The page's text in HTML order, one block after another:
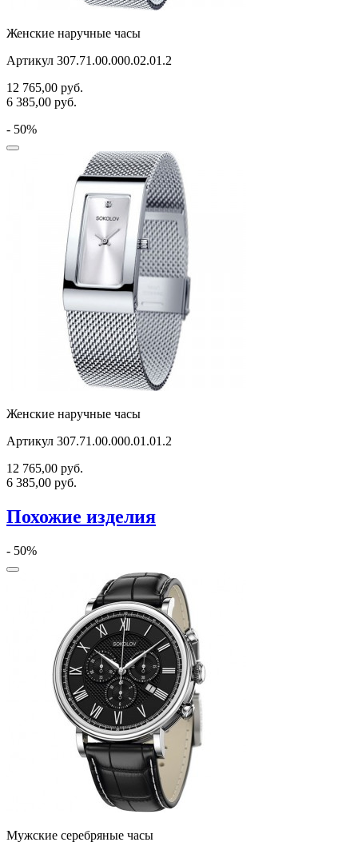
Женские наручные часы
Артикул 307.71.00.000.02.01.2
12 765,00 руб.
6 385,00 руб.
- 50%
Женские наручные часы
Артикул 307.71.00.000.01.01.2
12 765,00 руб.
6 385,00 руб.
Похожие изделия
- 50%
Мужские серебряные часы